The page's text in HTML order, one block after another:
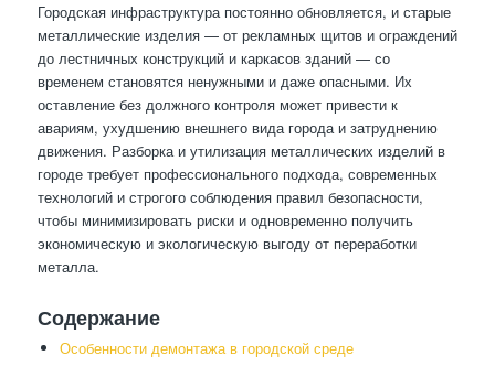
Городская инфраструктура постоянно обновляется, и старые
металлические изделия — от рекламных щитов и ограждений
до лестничных конструкций и каркасов зданий — со
временем становятся ненужными и даже опасными. Их
оставление без должного контроля может привести к
авариям, ухудшению внешнего вида города и затруднению
движения. Разборка и утилизация металлических изделий в
городе требует профессионального подхода, современных
технологий и строгого соблюдения правил безопасности,
чтобы минимизировать риски и одновременно получить
экономическую и экологическую выгоду от переработки
металла.
Содержание
Особенности демонтажа в городской среде